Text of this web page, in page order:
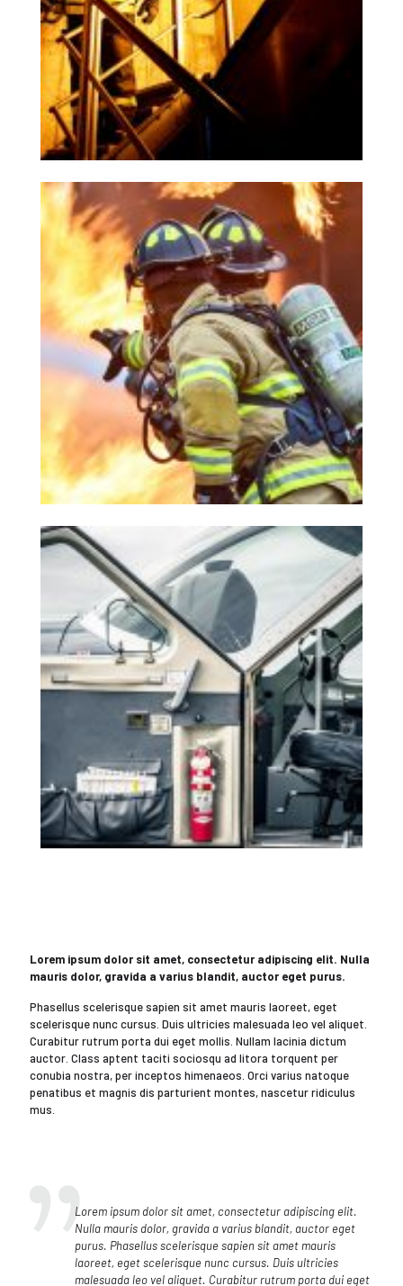
Lorem ipsum dolor sit amet, consectetur adipiscing elit. Nulla
mauris dolor, gravida a varius blandit, auctor eget purus.
Phasellus scelerisque sapien sit amet mauris laoreet, eget
scelerisque nunc cursus. Duis ultricies malesuada leo vel aliquet.
Curabitur rutrum porta dui eget mollis. Nullam lacinia dictum
auctor. Class aptent taciti sociosqu ad litora torquent per
conubia nostra, per inceptos himenaeos. Orci varius natoque
penatibus et magnis dis parturient montes, nascetur ridiculus
mus.
Lorem ipsum dolor sit amet, consectetur adipiscing elit.
Nulla mauris dolor, gravida a varius blandit, auctor eget
purus. Phasellus scelerisque sapien sit amet mauris
laoreet, eget scelerisque nunc cursus. Duis ultricies
malesuada leo vel aliquet. Curabitur rutrum porta dui eget